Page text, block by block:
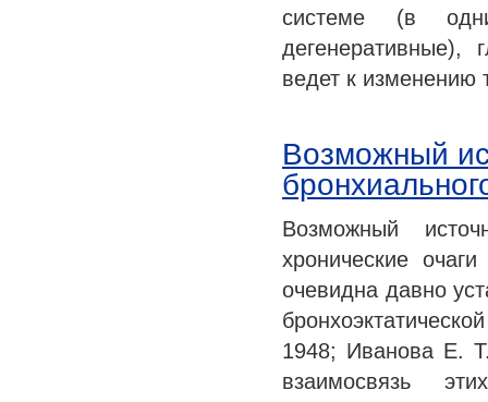
системе (в
дегенеративные),
ведет к изменению
Возможный
Возможный
хронические
очевидна давно
1948; Иванова Е.
взаимосвязь